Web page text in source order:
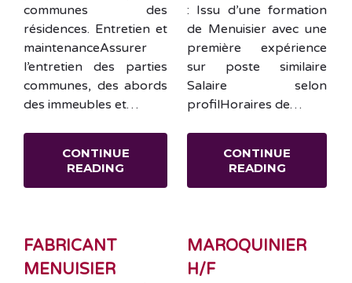
communes des
résidences. Entretien et
maintenanceAssurer
l’entretien des parties
communes, des abords
des immeubles et…
CONTINUE
READING
: Issu d’une formation
de Menuisier avec une
première expérience
sur poste similaire
Salaire selon
profilHoraires de…
CONTINUE
READING
FABRICANT
MENUISIER
MAROQUINIER
H/F